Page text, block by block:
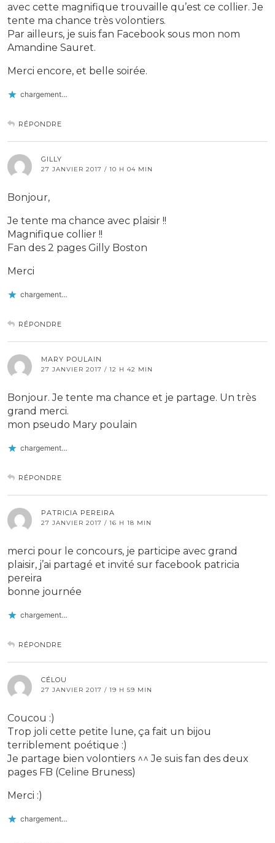
avec cette magnifique trouvaille qu’est ce collier. Je
tente ma chance très volontiers.
Par ailleurs, je suis fan Facebook sous mon nom
Amandine Sauret.
Merci encore, et belle soirée.
chargement…
RÉPONDRE
GILLY
27 JANVIER 2017 / 10 H 04 MIN
Bonjour,
Je tente ma chance avec plaisir !!
Magnifique collier !!
Fan des 2 pages Gilly Boston
Merci
chargement…
RÉPONDRE
MARY POULAIN
27 JANVIER 2017 / 12 H 42 MIN
Bonjour. Je tente ma chance et je partage. Un très
grand merci.
mon pseudo Mary poulain
chargement…
RÉPONDRE
PATRICIA PEREIRA
27 JANVIER 2017 / 16 H 18 MIN
merci pour le concours, je participe avec grand
plaisir, j’ai partagé et invité sur facebook patricia
pereira
bonne journée
chargement…
RÉPONDRE
CÉLOU
27 JANVIER 2017 / 19 H 59 MIN
Coucou :)
Trop joli cette petite lune, ça fait un bijou
terriblement poétique :)
Je partage bien volontiers ^^ Je suis fan des deux
pages FB (Celine Bruness)
Merci :)
chargement…